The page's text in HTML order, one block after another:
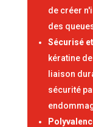
de créer
des
Sécurisé
kératine
liaison
sécurité